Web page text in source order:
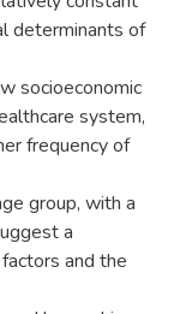
determinants of
socioeconomic
system,
frequency of
group, with a
a
and the